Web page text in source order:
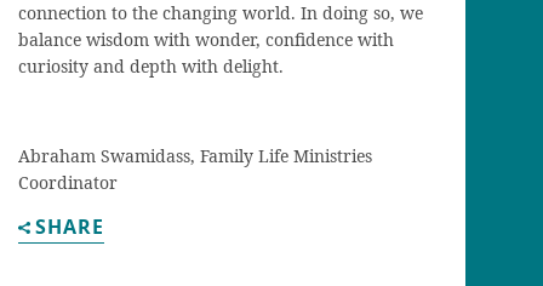
connection to the changing world. In doing so, we
balance wisdom with wonder, confidence with
curiosity and depth with delight.
Abraham Swamidass, Family Life Ministries
Coordinator
SHARE